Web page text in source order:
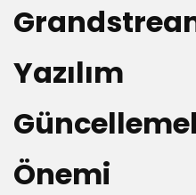
Yazılım
Önemi